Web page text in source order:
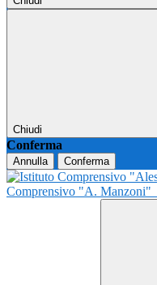
Chiudi
Conferma
Annulla Conferma
Comprensivo "A. Manzoni"